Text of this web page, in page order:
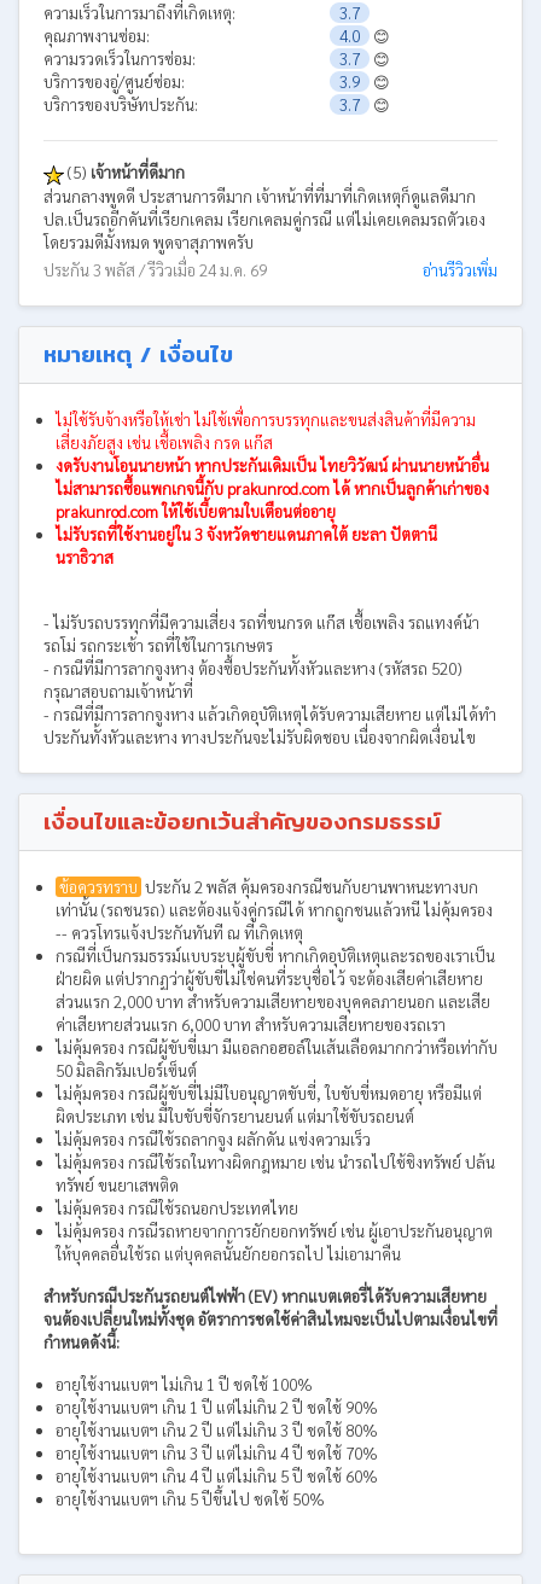
ความเร็วในการมาถึงที่เกิดเหตุ:
3.7
คุณภาพงานซ่อม:
4.0 😊
ความรวดเร็วในการซ่อม:
3.7 😊
บริการของอู่/ศูนย์ซ่อม:
3.9 😊
บริการของบริษัทประกัน:
3.7 😊
(5) เจ้าหน้าที่ดีมาก
ส่วนกลางพูดดี ประสานการดีมาก เจ้าหน้าที่ที่มาที่เกิดเหตุก็ดูแลดีมาก
ปล.เป็นรถอีกคันที่เรียกเคลม เรียกเคลมคู่กรณี แต่ไม่เคยเคลมรถตัวเอง
โดยรวมดีมั้งหมด พูดจาสุภาพครับ
ประกัน 3 พลัส / รีวิวเมื่อ 24 ม.ค. 69
อ่านรีวิวเพิ่ม
หมายเหตุ / เงื่อนไข
ไม่ใช้รับจ้างหรือให้เช่า ไม่ใช้เพื่อการบรรทุกและขนส่งสินค้าที่มีความ
เสี่ยงภัยสูง เช่น เชื้อเพลิง กรด แก๊ส
งดรับงานโอนนายหน้า หากประกันเดิมเป็น ไทยวิวัฒน์ ผ่านนายหน้าอื่น
ไม่สามารถซื้อแพกเกจนี้กับ prakunrod.com ได้ หากเป็นลูกค้าเก่าของ
prakunrod.com ให้ใช้เบี้ยตามใบเตือนต่ออายุ
ไม่รับรถที่ใช้งานอยู่ใน 3 จังหวัดชายแดนภาคใต้ ยะลา ปัตตานี
นราธิวาส
- ไม่รับรถบรรทุกที่มีความเสี่ยง รถที่ขนกรด แก๊ส เชื้อเพลิง รถแทงค์น้า
รถโม่ รถกระเช้า รถที่ใช้ในการเกษตร
- กรณีที่มีการลากจูงหาง ต้องซื้อประกันทั้งหัวและหาง (รหัสรถ 520)
กรุณาสอบถามเจ้าหน้าที่
- กรณีที่มีการลากจูงหาง แล้วเกิดอุบัติเหตุได้รับความเสียหาย แต่ไม่ได้ทำ
ประกันทั้งหัวและหาง ทางประกันจะไม่รับผิดชอบ เนื่องจากผิดเงื่อนไข
เงื่อนไขและข้อยกเว้นสำคัญของกรมธรรม์
ข้อควรทราบ ประกัน 2 พลัส คุ้มครองกรณีชนกับยานพาหนะทางบก
เท่านั้น (รถชนรถ) และต้องแจ้งคู่กรณีได้ หากถูกชนแล้วหนี ไม่คุ้มครอง
-- ควรโทรแจ้งประกันทันที ณ ที่เกิดเหตุ
กรณีที่เป็นกรมธรรม์แบบระบุผู้ขับขี่ หากเกิดอุบัติเหตุและรถของเราเป็น
ฝ่ายผิด แต่ปรากฏว่าผู้ขับขี่ไม่ใช่คนที่ระบุชื่อไว้ จะต้องเสียค่าเสียหาย
ส่วนแรก 2,000 บาท สำหรับความเสียหายของบุคคลภายนอก และเสีย
ค่าเสียหายส่วนแรก 6,000 บาท สำหรับความเสียหายของรถเรา
ไม่คุ้มครอง กรณีผู้ขับขี่เมา มีแอลกอฮอล์ในเส้นเลือดมากกว่าหรือเท่ากับ
50 มิลลิกรัมเปอร์เซ็นต์
ไม่คุ้มครอง กรณีผู้ขับขี่ไม่มีใบอนุญาตขับขี่, ใบขับขี่หมดอายุ หรือมีแต่
ผิดประเภท เช่น มีใบขับขี่จักรยานยนต์ แต่มาใช้ขับรถยนต์
ไม่คุ้มครอง กรณีใช้รถลากจูง ผลักดัน แข่งความเร็ว
ไม่คุ้มครอง กรณีใช้รถในทางผิดกฎหมาย เช่น นำรถไปใช้ชิงทรัพย์ ปล้น
ทรัพย์ ขนยาเสพติด
ไม่คุ้มครอง กรณีใช้รถนอกประเทศไทย
ไม่คุ้มครอง กรณีรถหายจากการยักยอกทรัพย์ เช่น ผู้เอาประกันอนุญาต
ให้บุคคลอื่นใช้รถ แต่บุคคลนั้นยักยอกรถไป ไม่เอามาคืน
สำหรับกรณีประกันรถยนต์ไฟฟ้า (EV) หากแบตเตอรี่ได้รับความเสียหาย
จนต้องเปลี่ยนใหม่ทั้งชุด อัตราการชดใช้ค่าสินไหมจะเป็นไปตามเงื่อนไขที่
กำหนดดังนี้:
อายุใช้งานแบตฯ ไม่เกิน 1 ปี ชดใช้ 100%
อายุใช้งานแบตฯ เกิน 1 ปี แต่ไม่เกิน 2 ปี ชดใช้ 90%
อายุใช้งานแบตฯ เกิน 2 ปี แต่ไม่เกิน 3 ปี ชดใช้ 80%
อายุใช้งานแบตฯ เกิน 3 ปี แต่ไม่เกิน 4 ปี ชดใช้ 70%
อายุใช้งานแบตฯ เกิน 4 ปี แต่ไม่เกิน 5 ปี ชดใช้ 60%
อายุใช้งานแบตฯ เกิน 5 ปีขึ้นไป ชดใช้ 50%